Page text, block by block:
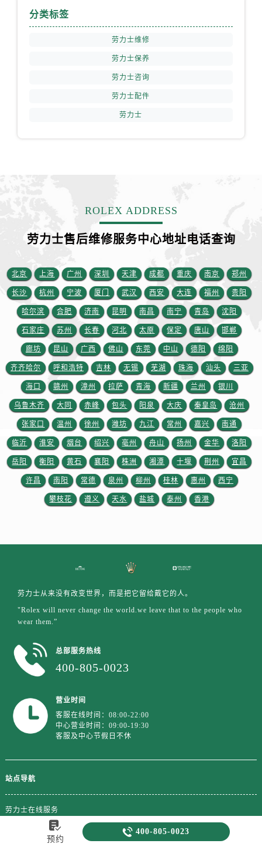
分类标签
劳力士维修
劳力士保养
劳力士咨询
劳力士配件
劳力士
ROLEX ADDRESS
劳力士售后维修服务中心地址电话查询
北京 上海 广州 深圳 天津 成都 重庆 南京 郑州
长沙 杭州 宁波 厦门 武汉 西安 大连 福州 贵阳
哈尔滨 合肥 济南 昆明 南昌 南宁 青岛 沈阳
石家庄 苏州 长春 河北 太原 保定 唐山 邯郸
廊坊 昆山 广西 佛山 东莞 中山 德阳 绵阳
齐齐哈尔 呼和浩特 吉林 无锡 芜湖 珠海 汕头 三亚
海口 赣州 漳州 拉萨 青海 新疆 兰州 银川
乌鲁木齐 大同 赤峰 包头 阳泉 大庆 秦皇岛 沧州
张家口 温州 徐州 潍坊 九江 常州 嘉兴 南通
临沂 淮安 烟台 绍兴 亳州 舟山 扬州 金华 洛阳
岳阳 衡阳 黄石 襄阳 株洲 湘潭 十堰 荆州 宜昌
许昌 南阳 常德 泉州 柳州 桂林 惠州 西宁
攀枝花 遵义 天水 盐城 泰州 香港
劳力士从来没有改变世界，而是把它留给戴它的人。
"Rolex will never change the world.we leave that to the people who
wear them.”
总部服务热线
400-805-0023
营业时间
客服在线时间：08:00-22:00
中心营业时间：09:00-19:30
客服及中心节假日不休
站点导航
劳力士在线服务
劳力士中心介绍
劳力士维修及保养项目

预约
 400-805-0023